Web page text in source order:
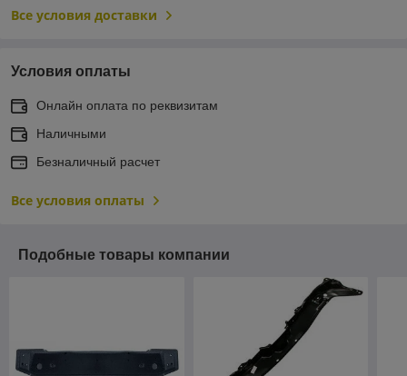
Все условия доставки
Условия оплаты
Онлайн оплата по реквизитам
Наличными
Безналичный расчет
Все условия оплаты
Подобные товары компании